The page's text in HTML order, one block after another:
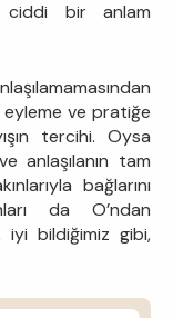
ciddi bir anlam
eyleme ve pratiğe
tercihi. Oysa
anlaşılanın tam
bağlarını
da O’ndan
iyi bildiğimiz gibi,